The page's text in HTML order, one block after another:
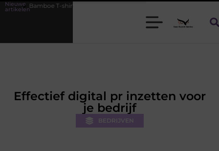
Nieuwe
artikelen
shirts voor heren die koel blijven
Effectief digital pr inzetten voor
je bedrijf
BEDRIJVEN